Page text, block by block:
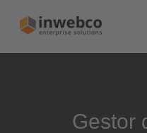
Gestor